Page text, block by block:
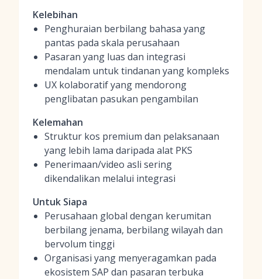
Kelebihan
Penghuraian berbilang bahasa yang
pantas pada skala perusahaan
Pasaran yang luas dan integrasi
mendalam untuk tindanan yang kompleks
UX kolaboratif yang mendorong
penglibatan pasukan pengambilan
Kelemahan
Struktur kos premium dan pelaksanaan
yang lebih lama daripada alat PKS
Penerimaan/video asli sering
dikendalikan melalui integrasi
Untuk Siapa
Perusahaan global dengan kerumitan
berbilang jenama, berbilang wilayah dan
bervolum tinggi
Organisasi yang menyeragamkan pada
ekosistem SAP dan pasaran terbuka